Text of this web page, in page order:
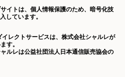
イトは、個人情報保護のため、暗号化技
しています。
イレクトサービスは、株式会社シャルレが
す。
ルレは公益社団法人日本通信販売協会の